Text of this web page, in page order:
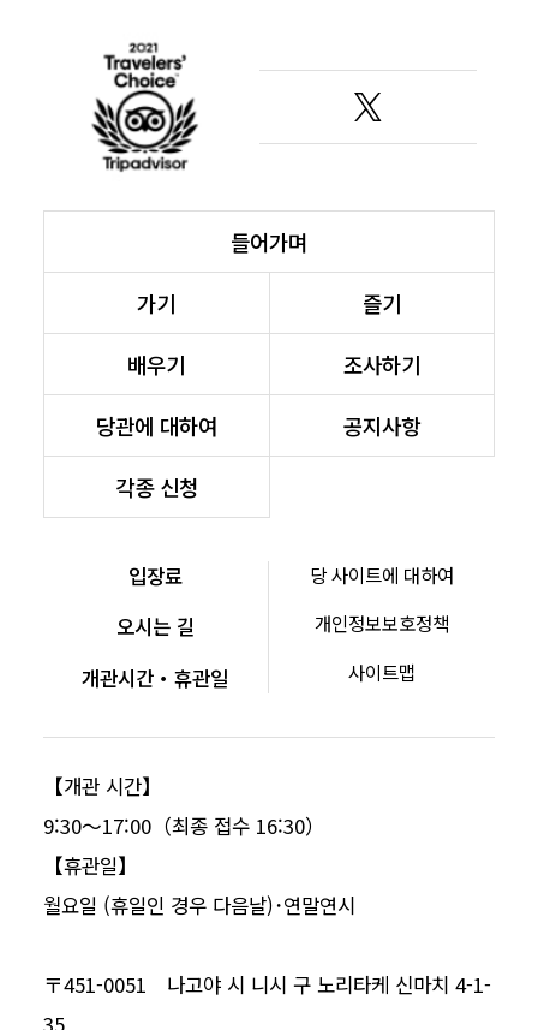
들어가며
가기
즐기
배우기
조사하기
당관에 대하여
공지사항
각종 신청
입장료
오시는 길
개관시간・휴관일
당 사이트에 대하여
개인정보보호정책
사이트맵
【개관 시간】
9:30～17:00（최종 접수 16:30）
【휴관일】
월요일 (휴일인 경우 다음날)･연말연시
〒451-0051 나고야 시 니시 구 노리타케 신마치 4-1-
35